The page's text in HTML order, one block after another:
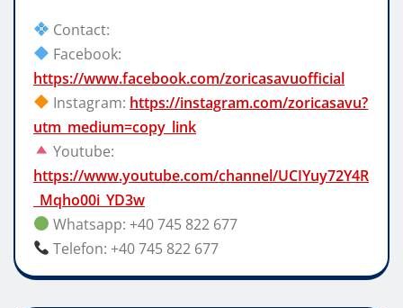
Contact:
Facebook:
https://www.facebook.com/zoricasavuofficial
Instagram: https://instagram.com/zoricasavu?
utm_medium=copy_link
Youtube:
https://www.youtube.com/channel/UCIYuy72Y4R
_Mqho00i_YD3w
Whatsapp: +40 745 822 677
Telefon: +40 745 822 677